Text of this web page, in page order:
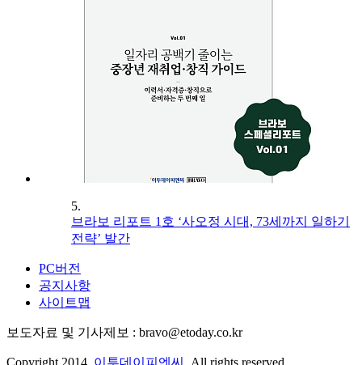
5.
브라보 리포트 1호 ‘사오정 시대, 73세까지 일하기
전략’ 발간
PC버전
공지사항
사이트맵
보도자료 및 기사제보 : bravo@etoday.co.kr